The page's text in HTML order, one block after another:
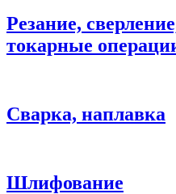
Резание,
токарные
Сварка, наплавка
Шлифование